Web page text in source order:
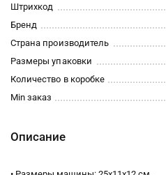
Штрихкод
Бренд
Страна производитель
Размеры упаковки
Количество в коробке
Min заказ
Описание